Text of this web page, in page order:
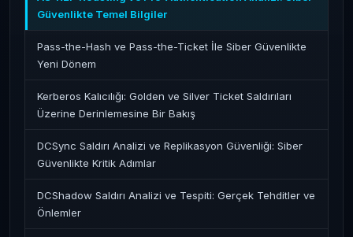
Güvenlikte Temel Bilgiler
Pass-the-Hash ve Pass-the-Ticket İle Siber Güvenlikte
Yeni Dönem
Kerberos Kalıcılığı: Golden ve Silver Ticket Saldırıları
Üzerine Derinlemesine Bir Bakış
DCSync Saldırı Analizi ve Replikasyon Güvenliği: Siber
Güvenlikte Kritik Adımlar
DCShadow Saldırı Analizi ve Tespiti: Gerçek Tehditler ve
Önlemler